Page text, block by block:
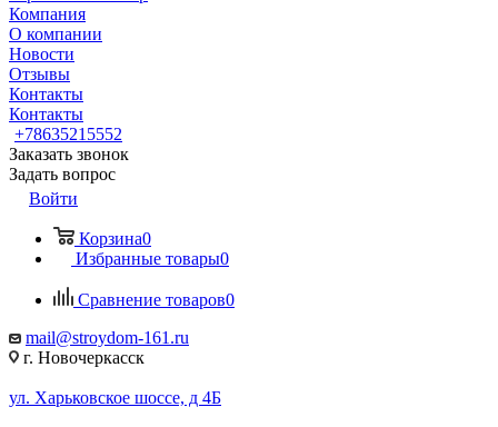
Компания
О компании
Новости
Отзывы
Контакты
Контакты
+78635215552
Заказать звонок
Задать вопрос
Войти
Корзина0
Избранные товары0
Сравнение товаров0
mail@stroydom-161.ru
г. Новочеркасск
ул. Харьковское шоссе, д 4Б